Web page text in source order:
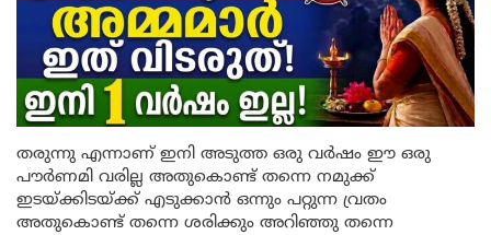
തരുന്നു എന്നാണ് ഇനി അടുത്ത ഒരു വർഷം ഈ ഒരു
പൗർണമി വരില്ല അതുകൊണ്ട് തന്നെ നമുക്ക്
ഇടയ്ക്കിടയ്ക്ക് എടുക്കാൻ ഒന്നും പറ്റുന്ന വ്രതം
അതുകൊണ്ട് തന്നെ ശരിക്കും അറിഞ്ഞു തന്നെ